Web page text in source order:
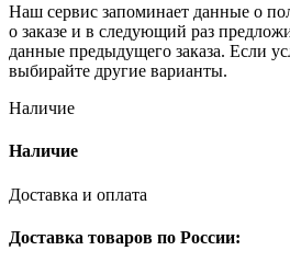
Наш сервис запоминает данные о
о заказе и в следующий раз
данные предыдущего заказа. Если
выбирайте другие варианты.
Наличие
Наличие
Доставка и оплата
Доставка товаров по России: